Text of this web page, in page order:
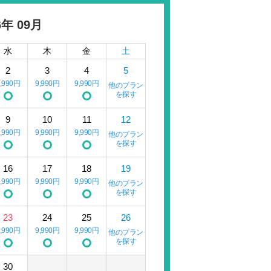
09月
水 木 金 土
2
円
3
9,990円
4
9,990円
5
他のプラン
を探す
9
円
10
9,990円
11
9,990円
12
他のプラン
を探す
16
円
17
9,990円
18
9,990円
19
他のプラン
を探す
23
円
24
9,990円
25
9,990円
26
他のプラン
を探す
30